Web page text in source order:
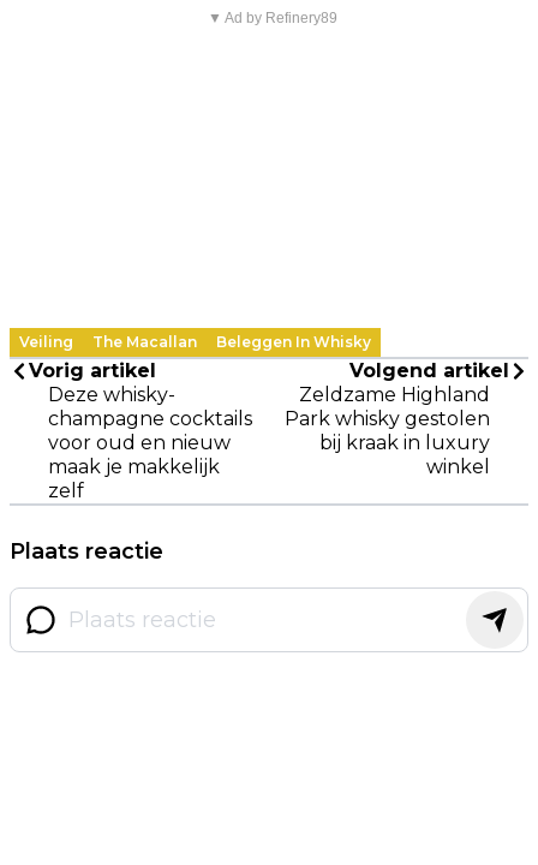
▼ Ad by Refinery89
Veiling The Macallan Beleggen In Whisky
Vorig artikel
Deze whisky-
champagne cocktails
voor oud en nieuw
maak je makkelijk
zelf
Volgend artikel
Zeldzame Highland
Park whisky gestolen
bij kraak in luxury
winkel
Plaats reactie